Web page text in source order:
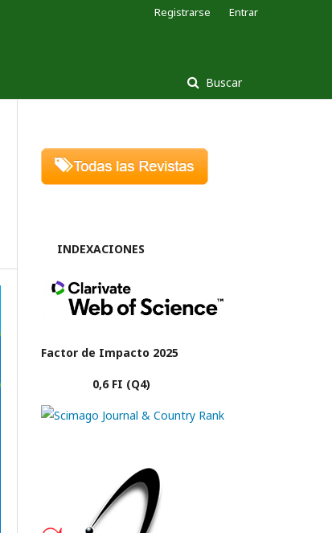
Buscar
Registrarse Entrar
INDEXACIONES
Factor de Impacto 2025
0,6 FI (Q4)